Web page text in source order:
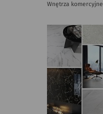
Wnętrza komercyjne